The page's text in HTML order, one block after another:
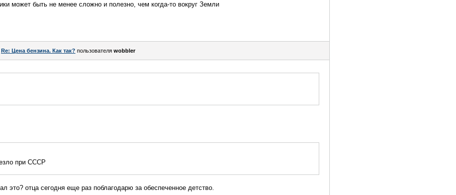
может быть не менее сложно и полезно, чем когда-то вокруг Земли
Re: Цена бензина. Как так? пользователя wobbler
при СССР
это? отца сегодня еще раз поблагодарю за обеспеченное детство.